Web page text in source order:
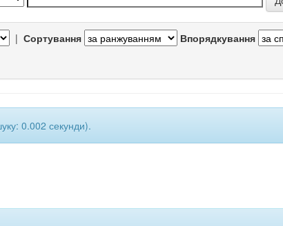
| Сортування Впорядкування
0.002 секунди).